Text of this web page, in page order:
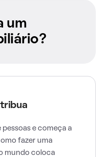
um
e começa a
fazer uma
mundo coloca